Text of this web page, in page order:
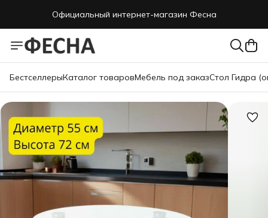
Официальный интернет-магазин Фесна
БестселлерыКаталог товаровМебель под заказСтол Гидра